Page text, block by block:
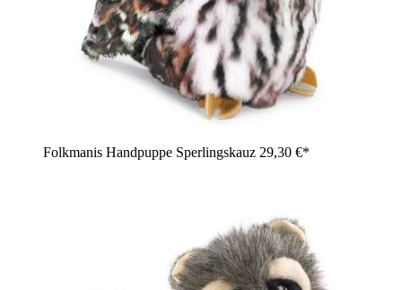
Folkmanis Handpuppe Sperlingskauz 29,30 €*